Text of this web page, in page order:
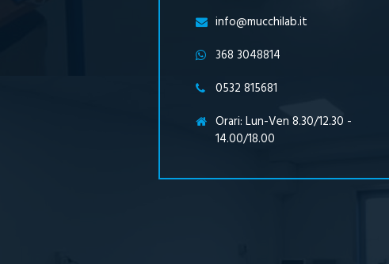
info@mucchilab.it
368 3048814
0532 815681
Orari: Lun-Ven 8.30/12.30 -
14.00/18.00